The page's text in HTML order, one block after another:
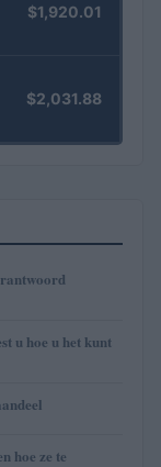
$1,920.01
$2,031.88
u hoe u het kunt
hoe ze te